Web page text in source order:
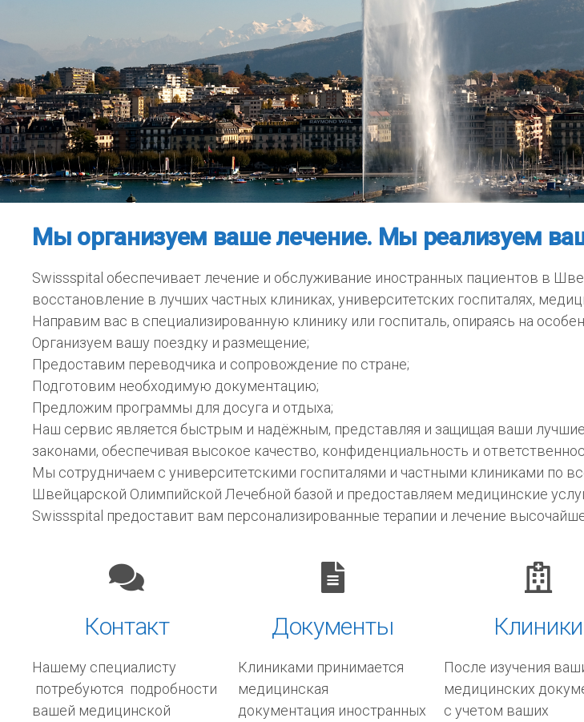
Мы организуем ваше лечение. Мы реализуем
Swissspital обеспечивает лечение и обслуживание иностранных пациентов в
восстановление в лучших частных клиниках, университетских госпиталях,
Направим вас в специализированную клинику или госпиталь, опираясь на
Организуем вашу поездку и размещение;
Предоставим переводчика и сопровождение по стране;
Подготовим необходимую документацию;
Предложим программы для досуга и отдыха;
Наш сервис является быстрым и надёжным, представляя и защищая ваши
законами, обеспечивая высокое качество, конфиденциальность и
Мы сотрудничаем с университетскими госпиталями и частными клиниками по
Швейцарской Олимпийской Лечебной базой и предоставляем медицинские
Swissspital предоставит вам персонализированные терапии и лечение
Контакт
Нашему специалисту
потребуются подробности
вашей медицинской
Документы
Клиниками принимается
медицинская
документация иностранных
Клиники
После изучения
медицинских
с учетом ваших